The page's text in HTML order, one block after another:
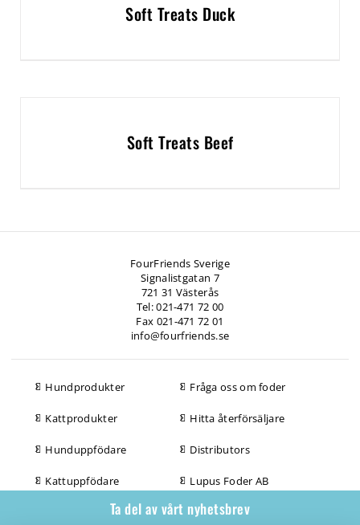
Ta del av vårt nyhetsbrev
Soft Treats Duck
Soft Treats Beef
FourFriends Sverige
Signalistgatan 7
721 31 Västerås
Tel: 021-471 72 00
Fax 021-471 72 01
info@fourfriends.se
Hundprodukter
Kattprodukter
Hunduppfödare
Kattuppfödare
Fråga oss om foder
Hitta återförsäljare
Distributors
Lupus Foder AB
Kontakta oss